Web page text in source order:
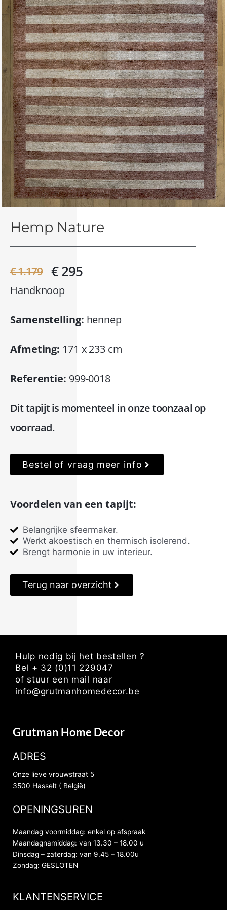
Hemp Nature
€ 1.179 € 295
Handknoop
Samenstelling: hennep
Afmeting: 171 x 233 cm
Referentie: 999-0018
Dit tapijt is momenteel in onze toonzaal op
voorraad.
Bestel of vraag meer info
Voordelen van een tapijt:
Belangrijke sfeermaker.
Werkt akoestisch en thermisch isolerend.
Brengt harmonie in uw interieur.
Terug naar overzicht
Hulp nodig bij het bestellen ?
Bel + 32 (0)11 229047
of stuur een mail naar
info@grutmanhomedecor.be
Grutman Home Decor
ADRES
Onze lieve vrouwstraat 5
3500 Hasselt ( België)
OPENINGSUREN
Maandag voormiddag: enkel op afspraak
Maandagnamiddag: van 13.30 – 18.00 u
Dinsdag – zaterdag: van 9.45 – 18.00u
Zondag: GESLOTEN
KLANTENSERVICE